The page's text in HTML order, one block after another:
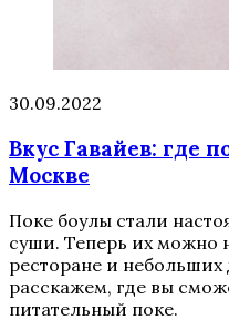
30.09.2022
Вкус Гавайев: где
Москве
Поке боулы стали
суши. Теперь их можно
ресторане и
расскажем, где вы
питательный поке.